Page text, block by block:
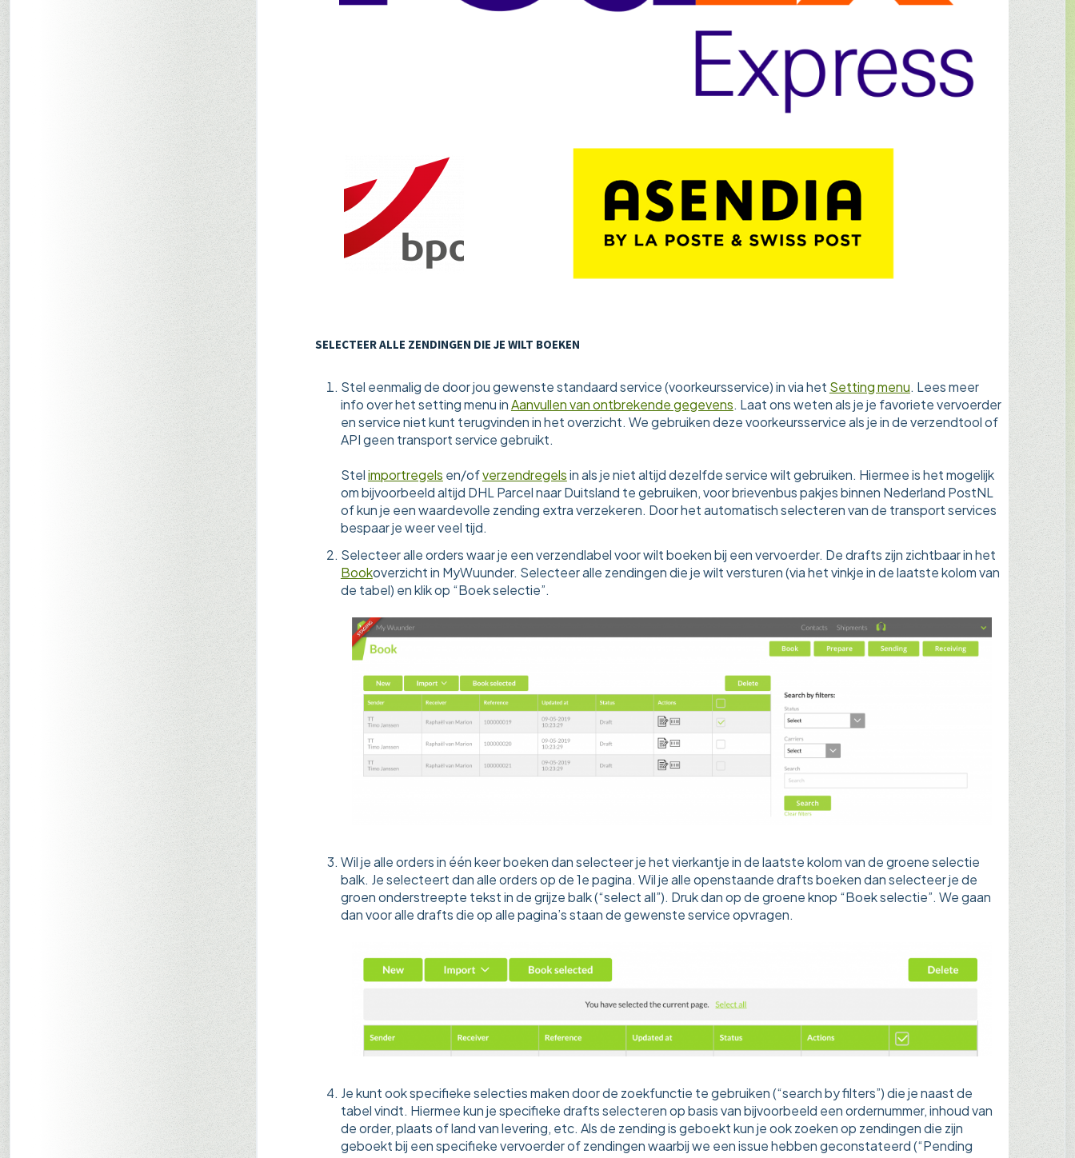
SELECTEER ALLE ZENDINGEN DIE JE WILT BOEKEN
Stel eenmalig de door jou gewenste standaard service (voorkeursservice) in via het Setting menu. Lees meer
info over het setting menu inAanvullen van ontbrekende gegevens. Laat ons weten als je je favoriete vervoerder
en service niet kunt terugvinden in het overzicht. We gebruiken deze voorkeursservice als je in de verzendtool of
API geen transport service gebruikt.
Stelimportregels en/ofverzendregelsin als je niet altijd dezelfde service wilt gebruiken. Hiermee is het mogelijk
om bijvoorbeeld altijd DHL Parcel naar Duitsland te gebruiken, voor brievenbus pakjes binnen Nederland PostNL
of kun je een waardevolle zending extra verzekeren. Door het automatisch selecteren van de transport services
bespaar je weer veel tijd.
Selecteer alle orders waar je een verzendlabel voor wilt boeken bij een vervoerder. De drafts zijn zichtbaar in het
Bookoverzicht in MyWuunder. Selecteer alle zendingen die je wilt versturen (via het vinkje in de laatste kolom van
de tabel) en klik op “Boek selectie”.
Wil je alle orders in één keer boeken dan selecteer je het vierkantje in de laatste kolom van de groene selectie
balk. Je selecteert dan alle orders op de 1e pagina. Wil je alle openstaande drafts boeken dan selecteer je de
groen onderstreepte tekst in de grijze balk (“select all”). Druk dan op de groene knop “Boek selectie”. We gaan
dan voor alle drafts die op alle pagina’s staan de gewenste service opvragen.
Je kunt ook specifieke selecties maken door de zoekfunctie te gebruiken (“search by filters”) die je naast de
tabel vindt. Hiermee kun je specifieke drafts selecteren op basis van bijvoorbeeld een ordernummer, inhoud van
de order, plaats of land van levering, etc. Als de zending is geboekt kun je ook zoeken op zendingen die zijn
geboekt bij een specifieke vervoerder of zendingen waarbij we een issue hebben geconstateerd (“Pending